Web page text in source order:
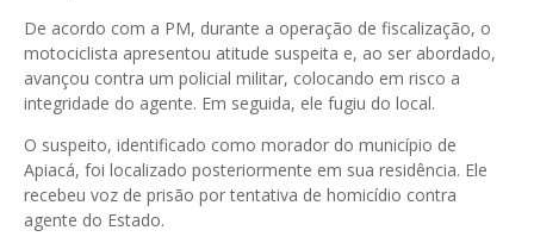
De acordo com a PM, durante a operação de fiscalização, o
motociclista apresentou atitude suspeita e, ao ser abordado,
avançou contra um policial militar, colocando em risco a
integridade do agente. Em seguida, ele fugiu do local.
O suspeito, identificado como morador do município de
Apiacá, foi localizado posteriormente em sua residência. Ele
recebeu voz de prisão por tentativa de homicídio contra
agente do Estado.